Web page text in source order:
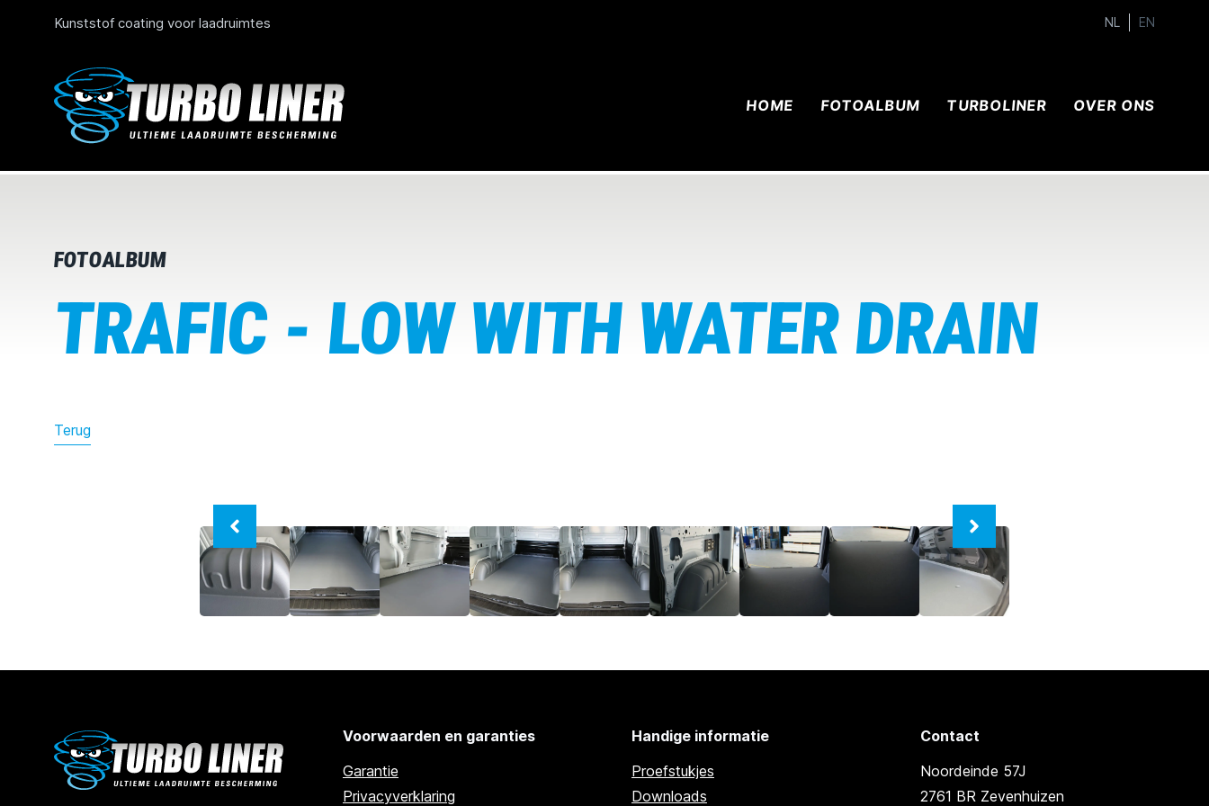
Kunststof coating voor laadruimtes NL EN
HOME FOTOALBUM TURBOLINER OVER ONS
FOTOALBUM
TRAFIC - LOW WITH WATER DRAIN
Terug
Voorwaarden en garanties
Garantie
Privacyverklaring
Handige informatie
Proefstukjes
Downloads
Contact
Noordeinde 57J
2761 BR Zevenhuizen